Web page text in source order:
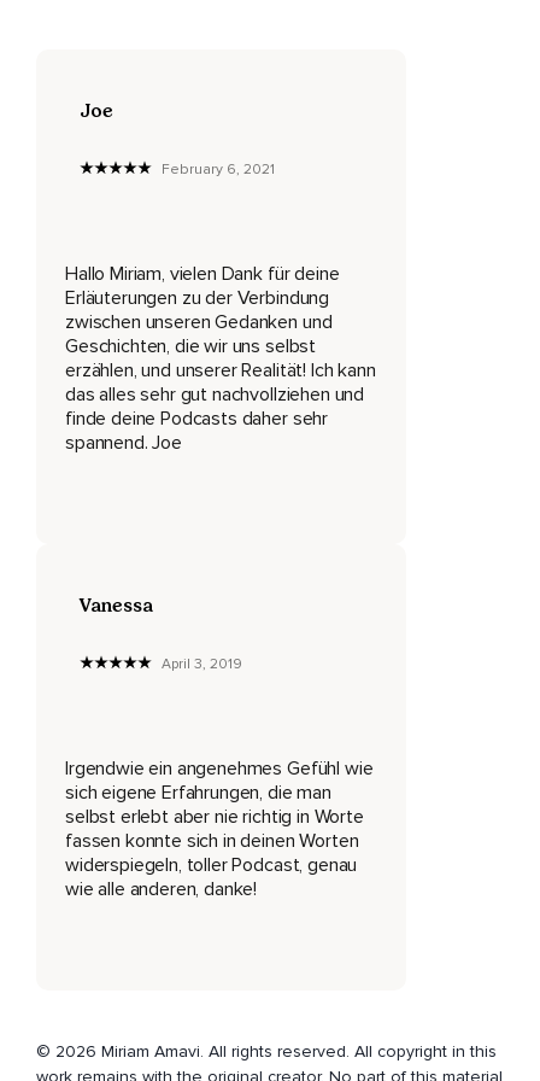
Ich hatte früher oft das Gefühl,
Dass das Leben mir passiert und ich dann eben darauf
Irgendwann habe ich angefangen,
Vor allem auch durch die Angst und so,
Mich damit auseinanderzusetzen,
Was für einen Einfluss ich eigentlich darauf habe.
Dann hoffe ich,
Ich fange erst einmal damit an,
Dass das Ganze,
Was ich hier erzähle,
Beziehungsweise das Wissen,
Sie ist eine sehr anerkannte Psychologin,
Joe
February 6, 2021
Hallo Miriam, vielen Dank für deine
Erläuterungen zu der Verbindung
zwischen unseren Gedanken und
Geschichten, die wir uns selbst
erzählen, und unserer Realität! Ich kann
das alles sehr gut nachvollziehen und
finde deine Podcasts daher sehr
spannend. Joe
Vanessa
April 3, 2019
Irgendwie ein angenehmes Gefühl wie
sich eigene Erfahrungen, die man
selbst erlebt aber nie richtig in Worte
fassen konnte sich in deinen Worten
widerspiegeln, toller Podcast, genau
wie alle anderen, danke!
© 2026 Miriam Amavi. All rights reserved. All copyright in this
work remains with the original creator. No part of this material